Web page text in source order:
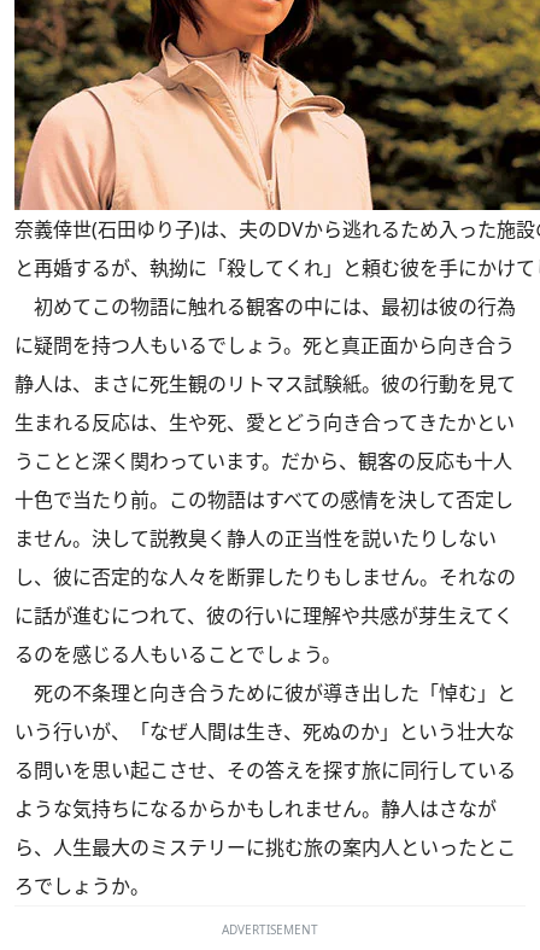
奈義倖世(石田ゆり子)は、夫のDVから逃れるため入った施
と再婚するが、執拗に「殺してくれ」と頼む彼を手にかけ
初めてこの物語に触れる観客の中には、最初は彼の行為
に疑問を持つ人もいるでしょう。死と真正面から向き合う
静人は、まさに死生観のリトマス試験紙。彼の行動を見て
生まれる反応は、生や死、愛とどう向き合ってきたかとい
うことと深く関わっています。だから、観客の反応も十人
十色で当たり前。この物語はすべての感情を決して否定し
ません。決して説教臭く静人の正当性を説いたりしない
し、彼に否定的な人々を断罪したりもしません。それなの
に話が進むにつれて、彼の行いに理解や共感が芽生えてく
るのを感じる人もいることでしょう。
死の不条理と向き合うために彼が導き出した「悼む」と
いう行いが、「なぜ人間は生き、死ぬのか」という壮大な
る問いを思い起こさせ、その答えを探す旅に同行している
ような気持ちになるからかもしれません。静人はさなが
ら、人生最大のミステリーに挑む旅の案内人といったとこ
ろでしょうか。
ADVERTISEMENT